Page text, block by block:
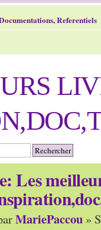
Referentiels
Les
MariePaccou »